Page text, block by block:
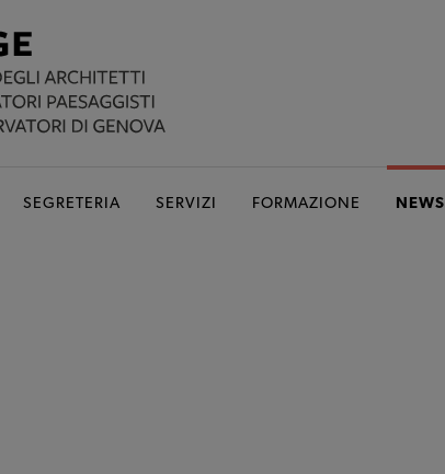
SEGRETERIA SERVIZI FORMAZIONE NEWS